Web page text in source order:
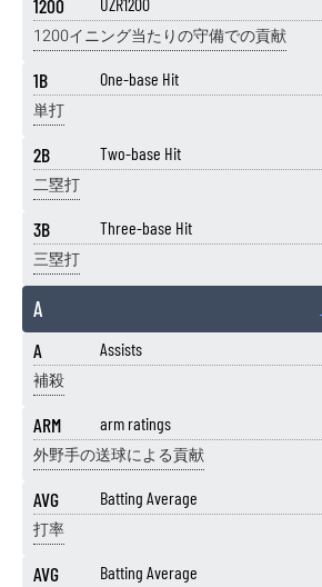
1200
1200イニング当たりの守備での貢献
1B One-base Hit
単打
2B Two-base Hit
二塁打
3B Three-base Hit
三塁打
A
A Assists
補殺
ARM arm ratings
外野手の送球による貢献
AVG Batting Average
打率
AVG Batting Average